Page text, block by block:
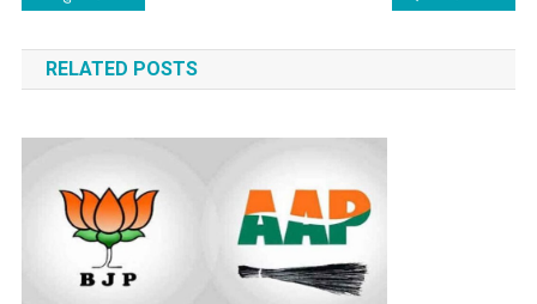
RELATED POSTS